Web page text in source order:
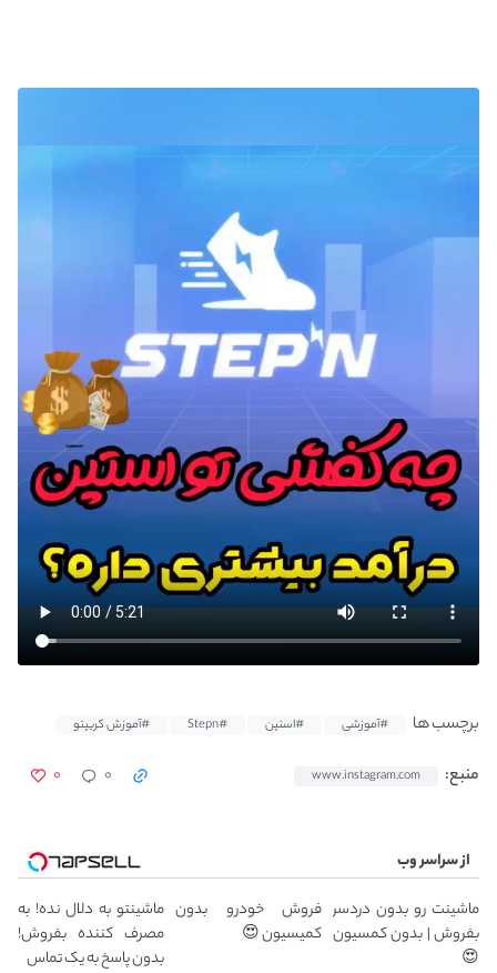
برچسب ها #آموزشی #استپن #Stepn #آموزش کریپتو
منبع: www.instagram.com ۰ ۰
از سراسر وب
ماشینت رو بدون دردسر
بفروش | بدون کمسیون
😍
فروش خودرو بدون
کمیسیون 😍
ماشینتو به دلال نده! به
مصرف کننده بفروش!
بدون پاسخ به یک تماس